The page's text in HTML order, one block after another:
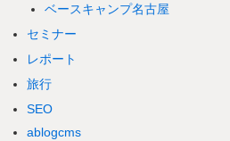
ベースキャンプ名古屋
セミナー
レポート
旅行
SEO
ablogcms